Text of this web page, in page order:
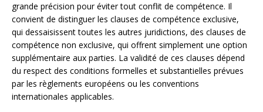
grande précision pour éviter tout conflit de compétence. Il
convient de distinguer les clauses de compétence exclusive,
qui dessaisissent toutes les autres juridictions, des clauses de
compétence non exclusive, qui offrent simplement une option
supplémentaire aux parties. La validité de ces clauses dépend
du respect des conditions formelles et substantielles prévues
par les règlements européens ou les conventions
internationales applicables.